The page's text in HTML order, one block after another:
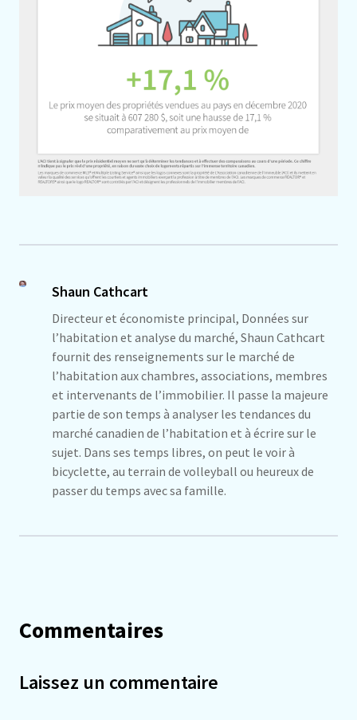
Shaun Cathcart
Directeur et économiste principal, Données sur
l’habitation et analyse du marché, Shaun Cathcart
fournit des renseignements sur le marché de
l’habitation aux chambres, associations, membres
et intervenants de l’immobilier. Il passe la majeure
partie de son temps à analyser les tendances du
marché canadien de l’habitation et à écrire sur le
sujet. Dans ses temps libres, on peut le voir à
bicyclette, au terrain de volleyball ou heureux de
passer du temps avec sa famille.
Commentaires
Laissez un commentaire